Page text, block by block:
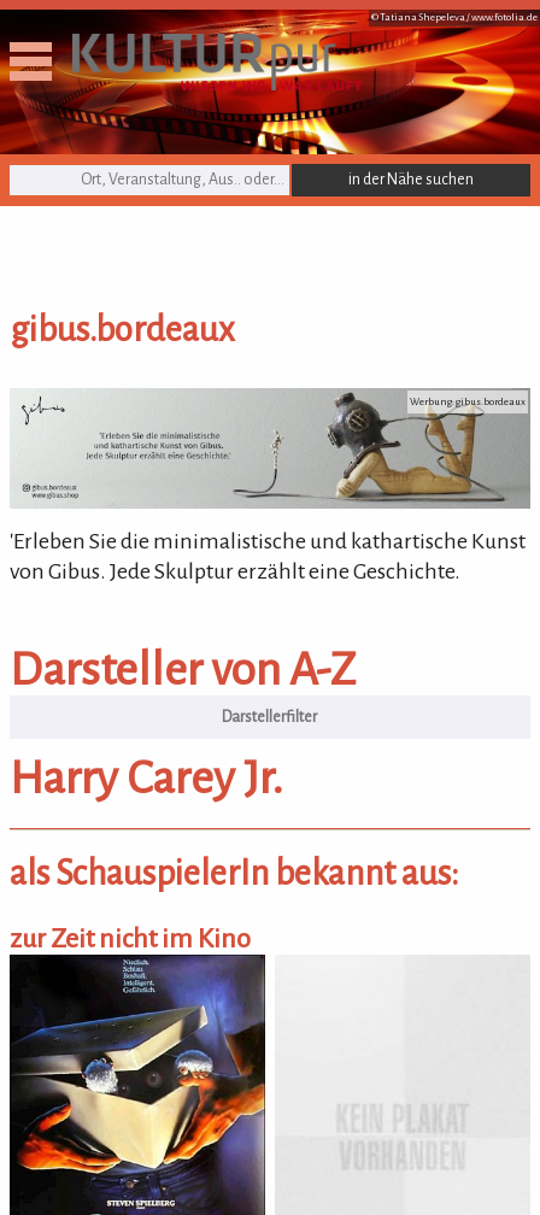
© Tatiana Shepeleva /www.fotolia.de
KULTURpur Suche
gibus.bordeaux
gibus.bordeaux Werbung: gibus.bordeaux
'Erleben Sie die minimalistische und kathartische Kunst
von Gibus. Jede Skulptur erzählt eine Geschichte.
Darsteller von A-Z
Darsteller von A-Z
Harry Carey Jr.
als SchauspielerIn bekannt aus:
zur Zeit nicht im Kino